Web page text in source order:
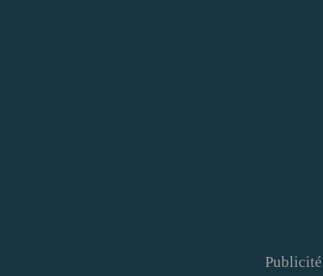
Publicité